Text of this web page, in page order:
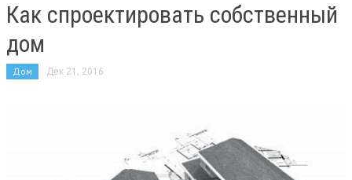
Как спроектировать собственный
дом
Дом Дек 21, 2016